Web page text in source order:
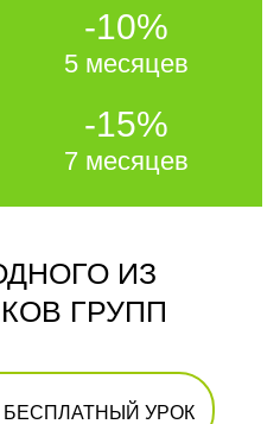
-10%
5 месяцев
-15%
7 месяцев
ИЗ
ГРУПП
УРОК